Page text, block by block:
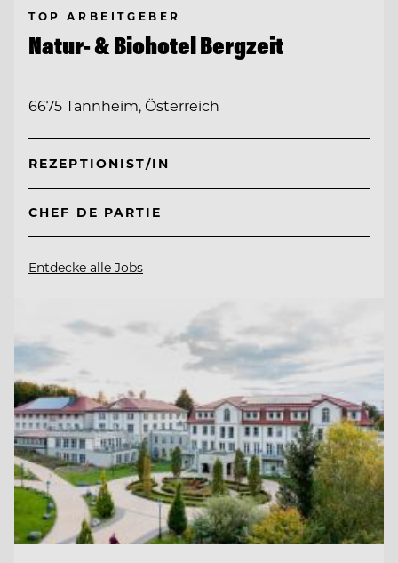
TOP ARBEITGEBER
Natur- & Biohotel Bergzeit
6675 Tannheim, Österreich
REZEPTIONIST/IN
CHEF DE PARTIE
Entdecke alle Jobs